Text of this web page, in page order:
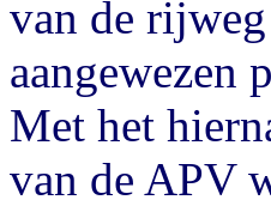
van de
aangewezen
Met het
van de APV